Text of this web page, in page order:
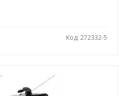
Код: 272332-5